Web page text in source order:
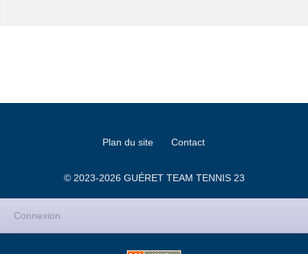
Plan du site Contact
© 2023-2026 GUÉRET TEAM TENNIS 23
Connexion